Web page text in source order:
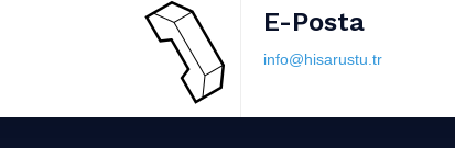
E-Posta
info@hisarustu.tr